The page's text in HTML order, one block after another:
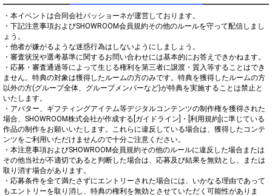
・本イベントは合同会社パッショーネが運営しております。
・下記注意事項およびSHOWROOM会員規約その他のルールを守って配信しまし
ょう。
・他者が嫌がるような迷惑行為はしないようにしましょう。
・審査状況や選考基準に関するお問い合わせには基本的にお答えできかねます。
・応募・審査通過等によって生じる権利を第三者に譲渡・質入等することはでき
ません。特典の対象は獲得したルームの方のみです。特典を獲得したルームの方
以外の方(グループ全体、グループメンバーなど)が特典を実施することは禁止と
いたします。
・アバター、ギフティングアイテム等デジタルコンテンツの制作権を獲得された
場合、SHOWROOM株式会社が作成する[ガイドライン]・[利用規約]に準じている
作品の制作をお願いいたします。これらに違反している場合は、獲得したコンテ
ンツをご利用いただけませんので十分ご注意ください。
・本注意事項およびSHOWROOM会員規約その他のルールに違反した場合または
その他当社が不適切であると判断した場合は、応募及び結果を無効とし、または
取り消す場合があります。
・応募条件を全て満たさずにエントリーされた場合には、いかなる理由であって
もエントリーを取り消し、特典の権利を無効とさせていただく可能性がありま